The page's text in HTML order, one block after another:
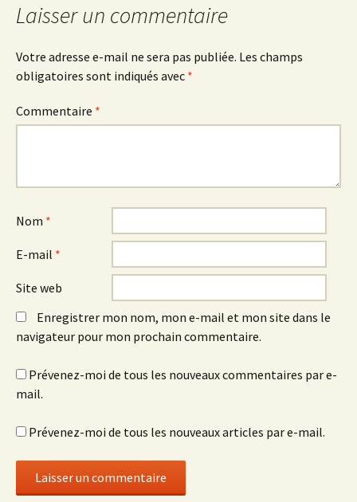
articles
Laisser un commentaire
Votre adresse e-mail ne sera pas publiée. Les champs
obligatoires sont indiqués avec *
Commentaire *
Nom *
E-mail *
Site web
Enregistrer mon nom, mon e-mail et mon site dans le
navigateur pour mon prochain commentaire.
Prévenez-moi de tous les nouveaux commentaires par e-
mail.
Prévenez-moi de tous les nouveaux articles par e-mail.